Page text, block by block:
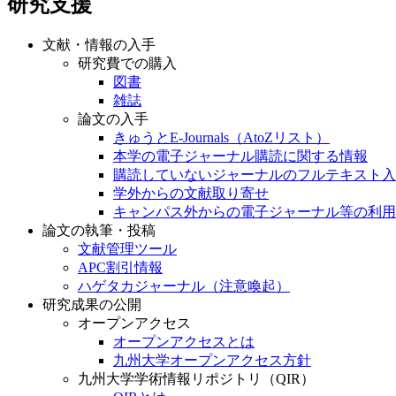
研究支援
文献・情報の入手
研究費での購入
図書
雑誌
論文の入手
きゅうとE-Journals（AtoZリスト）
本学の電子ジャーナル購読に関する情報
購読していないジャーナルのフルテキスト
学外からの文献取り寄せ
キャンパス外からの電子ジャーナル等の利用
論文の執筆・投稿
文献管理ツール
APC割引情報
ハゲタカジャーナル（注意喚起）
研究成果の公開
オープンアクセス
オープンアクセスとは
九州大学オープンアクセス方針
九州大学学術情報リポジトリ（QIR）